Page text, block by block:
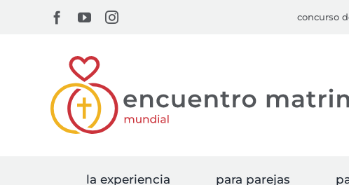
Facebook
YouTubeInstagram concurso
la experiencia para parejas